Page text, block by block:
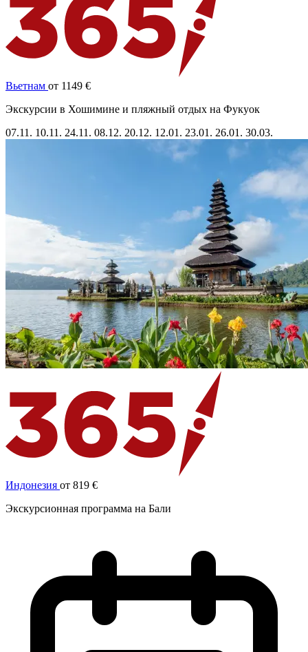
Вьетнам от 1149 €
Экскурсии в Хошимине и пляжный отдых на Фукуок
07.11. 10.11. 24.11. 08.12. 20.12. 12.01. 23.01. 26.01. 30.03.
Индонезия от 819 €
Экскурсионная программа на Бали